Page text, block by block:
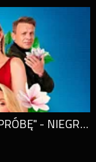
"TRÓJKĄCIK, CZYLI TRZECH NA PRÓBĘ" - NIEGRZECZNA GRA ZMYSŁÓW